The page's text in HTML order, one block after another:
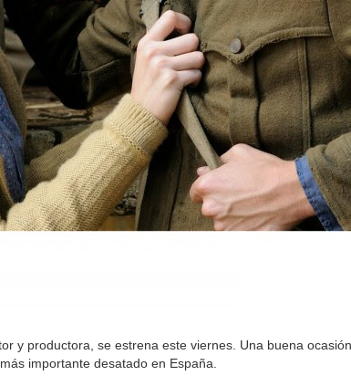
y productora, se estrena este viernes. Una buena
importante desatado en España.